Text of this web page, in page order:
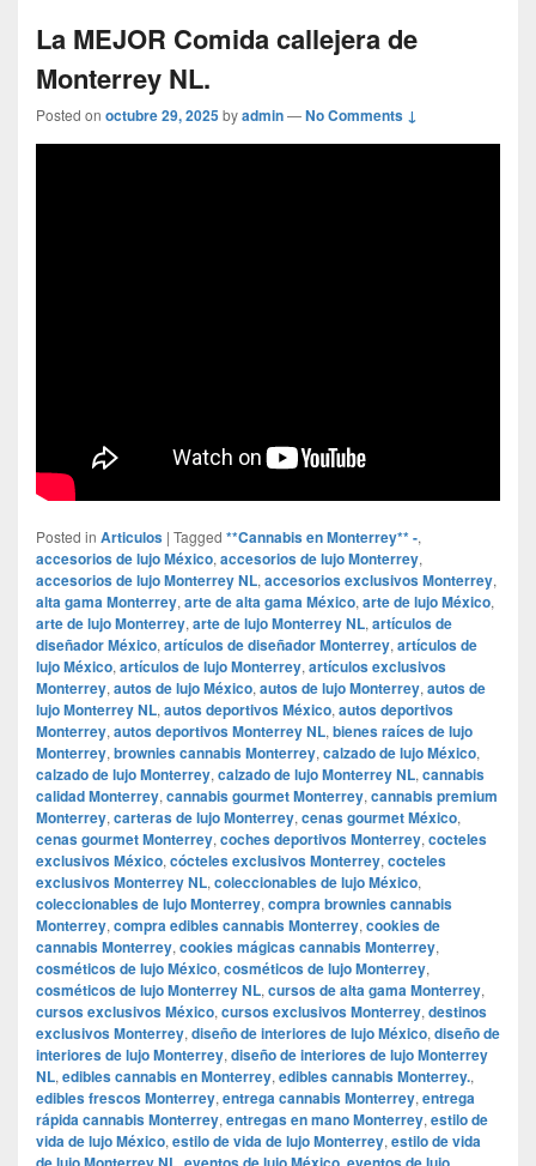
La MEJOR Comida callejera de
Monterrey NL.
Posted on octubre 29, 2025byadmin—No Comments ↓
Posted in Articulos | Tagged **Cannabis en Monterrey** -,
accesorios de lujo México, accesorios de lujo Monterrey,
accesorios de lujo Monterrey NL, accesorios exclusivos Monterrey,
alta gama Monterrey, arte de alta gama México, arte de lujo México,
arte de lujo Monterrey, arte de lujo Monterrey NL, artículos de
diseñador México, artículos de diseñador Monterrey, artículos de
lujo México, artículos de lujo Monterrey, artículos exclusivos
Monterrey, autos de lujo México, autos de lujo Monterrey, autos de
lujo Monterrey NL, autos deportivos México, autos deportivos
Monterrey, autos deportivos Monterrey NL, bienes raíces de lujo
Monterrey, brownies cannabis Monterrey, calzado de lujo México,
calzado de lujo Monterrey, calzado de lujo Monterrey NL, cannabis
calidad Monterrey, cannabis gourmet Monterrey, cannabis premium
Monterrey, carteras de lujo Monterrey, cenas gourmet México,
cenas gourmet Monterrey, coches deportivos Monterrey, cocteles
exclusivos México, cócteles exclusivos Monterrey, cocteles
exclusivos Monterrey NL, coleccionables de lujo México,
coleccionables de lujo Monterrey, compra brownies cannabis
Monterrey, compra edibles cannabis Monterrey, cookies de
cannabis Monterrey, cookies mágicas cannabis Monterrey,
cosméticos de lujo México, cosméticos de lujo Monterrey,
cosméticos de lujo Monterrey NL, cursos de alta gama Monterrey,
cursos exclusivos México, cursos exclusivos Monterrey, destinos
exclusivos Monterrey, diseño de interiores de lujo México, diseño de
interiores de lujo Monterrey, diseño de interiores de lujo Monterrey
NL, edibles cannabis en Monterrey, edibles cannabis Monterrey.,
edibles frescos Monterrey, entrega cannabis Monterrey, entrega
rápida cannabis Monterrey, entregas en mano Monterrey, estilo de
vida de lujo México, estilo de vida de lujo Monterrey, estilo de vida
, ,